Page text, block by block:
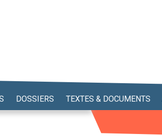
DOSSIERS TEXTES & DOCUMENTS